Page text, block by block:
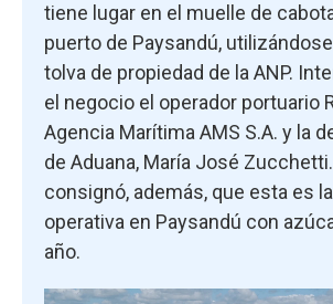
tiene lugar en el muelle de
puerto de Paysandú,
tolva de propiedad de la ANP.
el negocio el operador portuario
Agencia Marítima AMS S.A. y la
de Aduana, María José
consignó, además, que esta es
operativa en Paysandú con
año.